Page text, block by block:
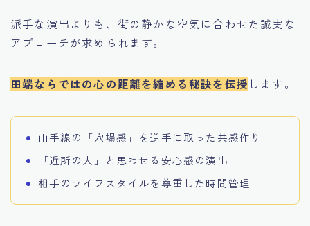
派手な演出よりも、街の静かな空気に合わせた誠実な
アプローチが求められます。
田端ならではの心の距離を縮める秘訣を伝授 します。
山手線の「穴場感」を逆手に取った共感作り
「近所の人」と思わせる安心感の演出
相手のライフスタイルを尊重した時間管理